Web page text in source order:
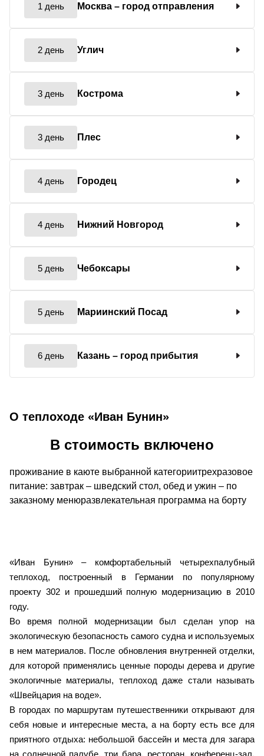
1 день Москва – город отправления
2 день Углич
3 день Кострома
3 день Плес
4 день Городец
4 день Нижний Новгород
5 день Чебоксары
5 день Мариинский Посад
6 день Казань – город прибытия
О теплоходе «Иван Бунин»
«Иван Бунин» – комфортабельный четырехпалубный
теплоход, построенный в Германии по популярному
проекту 302 и прошедший полную модернизацию в 2010
году.
Во время полной модернизации был сделан упор на
экологическую безопасность самого судна и используемых
в нем материалов. После обновления внутренней отделки,
для которой применялись ценные породы дерева и другие
экологичные материалы, теплоход даже стали называть
«Швейцария на воде».
В городах по маршрутам путешественники открывают для
себя новые и интересные места, а на борту есть все для
приятного отдыха: небольшой бассейн и места для загара
на солнечной палубе, три бара, ресторан, конференц-зал,
В стоимость включено
проживание в каюте выбранной категориитрехразовое
питание: завтрак – шведский стол, обед и ужин – по
заказному менюразвлекательная программа на борту